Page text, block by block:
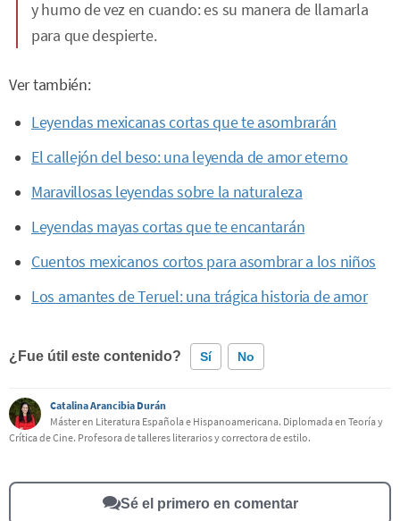
y humo de vez en cuando: es su manera de llamarla
para que despierte.
Ver también:
Leyendas mexicanas cortas que te asombrarán
El callejón del beso: una leyenda de amor eterno
Maravillosas leyendas sobre la naturaleza
Leyendas mayas cortas que te encantarán
Cuentos mexicanos cortos para asombrar a los niños
Los amantes de Teruel: una trágica historia de amor
¿Fue útil este contenido? Sí No
Este contenido contiene información incorrecta
Otro
Catalina Arancibia Durán
Máster en Literatura Española e Hispanoamericana. Diplomada en Teoría y
Crítica de Cine. Profesora de talleres literarios y correctora de estilo.
Sé el primero en comentar